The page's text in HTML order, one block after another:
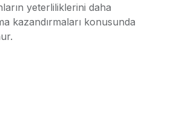
yeterliliklerini daha
kazandırmaları konusunda